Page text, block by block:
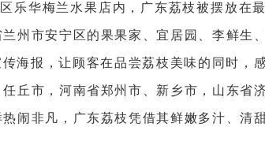
乐华梅兰水果店内，广东荔枝被摆放在
州市安宁区的果果家、宜居园、李鲜生
海报，让顾客在品尝荔枝美味的同时，
丘市，河南省郑州市、新乡市，山东省
闹非凡，广东荔枝凭借其鲜嫩多汁、清